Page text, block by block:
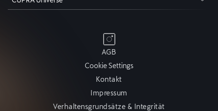
AGB
Cookie Settings
Kontakt
Impressum
Verhaltensgrundsätze & Integrität